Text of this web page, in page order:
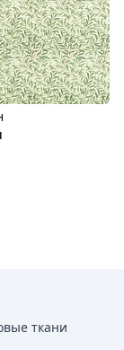
ткани